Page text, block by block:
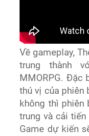
Về gameplay,
trung thành
MMORPG. Đặc
thú vị của phiên
không thì phiên
trung và cải tiến
Game dự kiến